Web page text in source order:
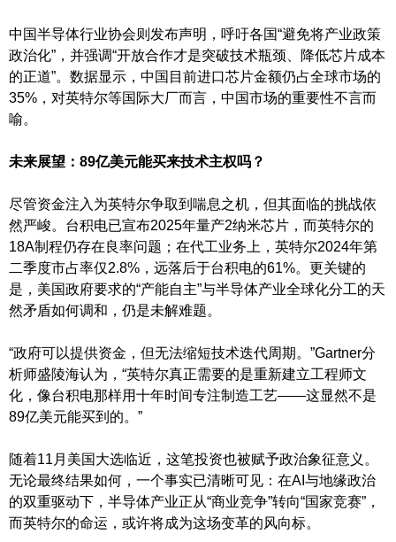
中国半导体行业协会则发布声明，呼吁各国“避免将产业政策
政治化”，并强调“开放合作才是突破技术瓶颈、降低芯片成本
的正道”。数据显示，中国目前进口芯片金额仍占全球市场的
35%，对英特尔等国际大厂而言，中国市场的重要性不言而
喻。
未来展望：89亿美元能买来技术主权吗？
尽管资金注入为英特尔争取到喘息之机，但其面临的挑战依
然严峻。台积电已宣布2025年量产2纳米芯片，而英特尔的
18A制程仍存在良率问题；在代工业务上，英特尔2024年第
二季度市占率仅2.8%，远落后于台积电的61%。更关键的
是，美国政府要求的“产能自主”与半导体产业全球化分工的天
然矛盾如何调和，仍是未解难题。
“政府可以提供资金，但无法缩短技术迭代周期。”Gartner分
析师盛陵海认为，“英特尔真正需要的是重新建立工程师文
化，像台积电那样用十年时间专注制造工艺——这显然不是
89亿美元能买到的。”
随着11月美国大选临近，这笔投资也被赋予政治象征意义。
无论最终结果如何，一个事实已清晰可见：在AI与地缘政治
的双重驱动下，半导体产业正从“商业竞争”转向“国家竞赛”，
而英特尔的命运，或许将成为这场变革的风向标。